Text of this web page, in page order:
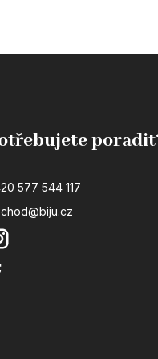
577 544 117